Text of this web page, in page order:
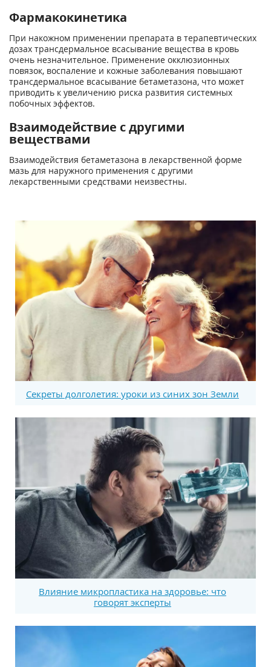
Фармакокинетика
При накожном применении препарата в терапевтических
дозах трансдермальное всасывание вещества в кровь
очень незначительное. Применение окклюзионных
повязок, воспаление и кожные заболевания повышают
трансдермальное всасывание бетаметазона, что может
приводить к увеличению риска развития системных
побочных эффектов.
Взаимодействие с другими
веществами
Взаимодействия бетаметазона в лекарственной форме
мазь для наружного применения с другими
лекарственными средствами неизвестны.
Секреты долголетия: уроки из синих зон Земли
Влияние микропластика на здоровье: что
говорят эксперты